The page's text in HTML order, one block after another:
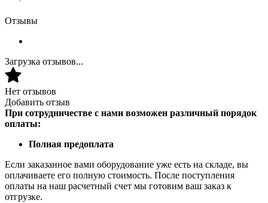
Отзывы
Загрузка отзывов...
Нет отзывов
Добавить отзыв
При сотрудничестве с нами возможен различный порядок
оплаты:
Полная предоплата
Если заказанное вами оборудование уже есть на складе, вы
оплачиваете его полную стоимость. После поступления
оплаты на наш расчетный счет мы готовим ваш заказ к
отгрузке.